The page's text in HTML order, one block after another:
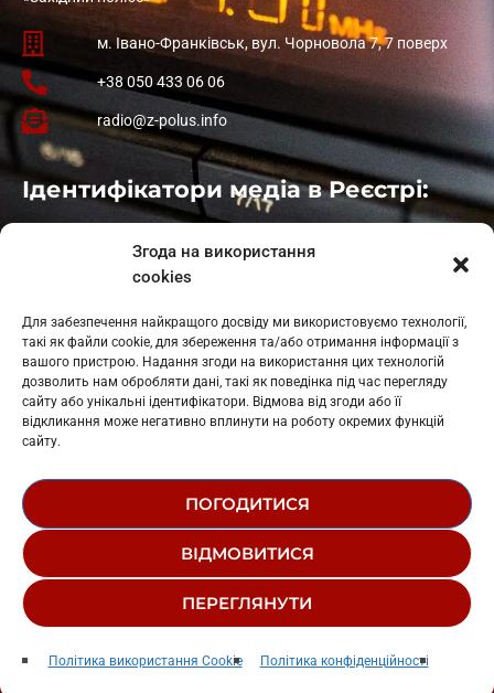
Згода на використання
cookies
Для забезпечення найкращого досвіду ми використовуємо технології,
такі як файли cookie, для збереження та/або отримання інформації з
вашого пристрою. Надання згоди на використання цих технологій
дозволить нам обробляти дані, такі як поведінка під час перегляду
сайту або унікальні ідентифікатори. Відмова від згоди або її
відкликання може негативно вплинути на роботу окремих функцій
сайту.
ПОГОДИТИСЯ
ВІДМОВИТИСЯ
ПЕРЕГЛЯНУТИ
Політика використання Cookie Політика конфіденційності
play_arrow
м. Івано-Франківськ, вул. Чорновола 7, 7 поверх
+38 050 433 06 06
radio@z-polus.info
Ідентифікатори медіа в Реєстрі:
: L11-01410
: L11-01801
Косів: L11-01805
Гарасимів: L11-02274
© 1995-2026 РК «ЗАХІДНИЙ ПОЛЮС»
РЕДАКЦІЙНИЙ СТАТУТ
СТРУКТУРА ВЛАСНОСТІ